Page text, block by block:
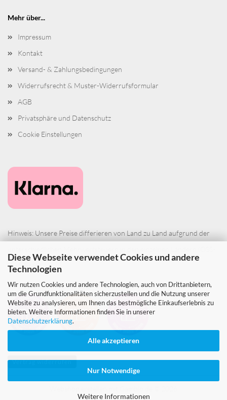
Diese Webseite verwendet Cookies und andere
Technologien
Wir nutzen Cookies und andere Technologien, auch von Drittanbietern,
um die Grundfunktionalitäten sicherzustellen und die Nutzung unserer
Website zu analysieren, um Ihnen das bestmögliche Einkaufserlebnis zu
bieten. Weitere Informationen finden Sie in unserer
Datenschutzerklärung.
Alle akzeptieren
Nur Notwendige
Weitere Informationen
Mehr über...
Impressum
Kontakt
Versand- & Zahlungsbedingungen
Widerrufsrecht & Muster-Widerrufsformular
AGB
Privatsphäre und Datenschutz
Cookie Einstellungen
Hinweis: Unsere Preise differieren von Land zu Land aufgrund der
Verfahren).
Vertrag widerrufen